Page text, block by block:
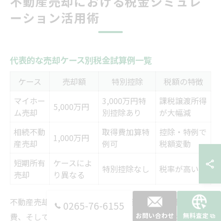
ーション活用術
代表的な売却ケース別税金試算例一覧
ケース 売却額 特別控除
税額の特徴
マイホー
ム売却
5,000万円
3,000万円特
別控除あり
課税譲渡所得
が大幅減
相続不動
産売却
1,000万円
取得費加算特
例可
控除・特例で
税額変動
短期所有
売却
ケースによ
り異なる
特別控除なし 税率が高い
不動産売却にかかる税金は、売却金額や所有期間、取得
費、そして3,000万円特別控除の有無などによって大きく
0265-76-6155
お問い合わせ 無料査定